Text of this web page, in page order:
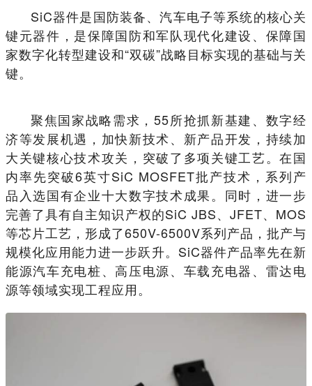
SiC器件是国防装备、汽车电子等系统的核心关
键元器件，是保障国防和军队现代化建设、保障国
家数字化转型建设和“双碳”战略目标实现的基础与关
键。
聚焦国家战略需求，55所抢抓新基建、数字经
济等发展机遇，加快新技术、新产品开发，持续加
大关键核心技术攻关，突破了多项关键工艺。在国
内率先突破6英寸SiC MOSFET批产技术，系列产
品入选国有企业十大数字技术成果。同时，进一步
完善了具有自主知识产权的SiC JBS、JFET、MOS
等芯片工艺，形成了650V-6500V系列产品，批产与
规模化应用能力进一步跃升。SiC器件产品率先在新
能源汽车充电桩、高压电源、车载充电器、雷达电
源等领域实现工程应用。